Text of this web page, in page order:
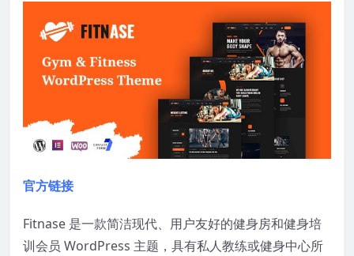
官方链接
Fitnase 是一款简洁现代、用户友好的健身房和健身培
训会员 WordPress 主题，具有私人教练或健身中心所